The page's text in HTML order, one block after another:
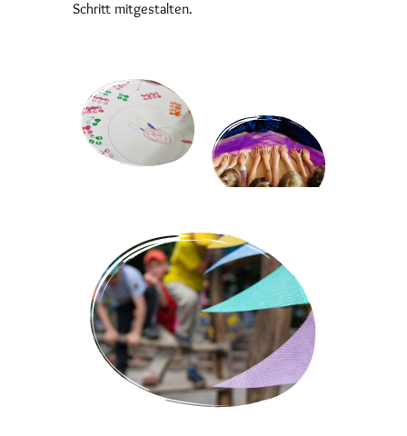
Schritt mitgestalten.